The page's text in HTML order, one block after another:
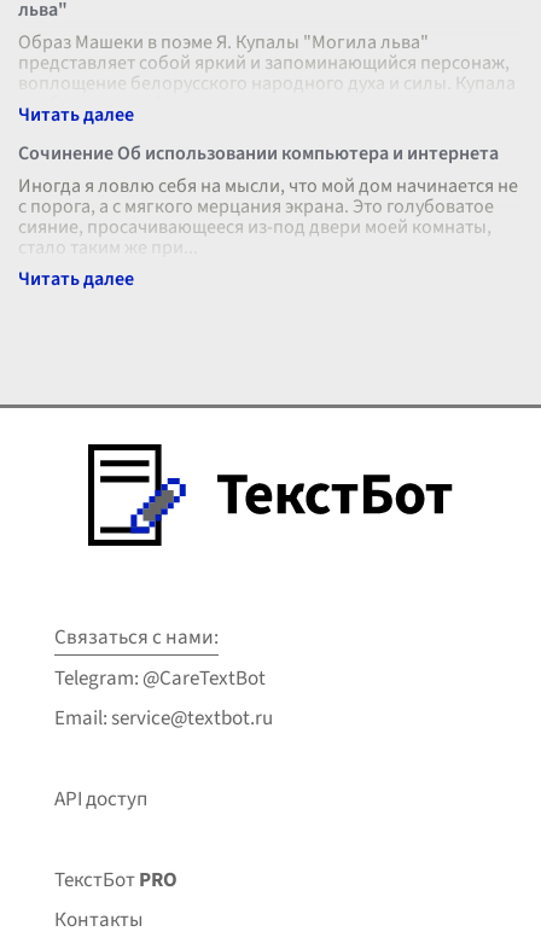
льва"
Образ Машеки в поэме Я. Купалы "Могила льва"
представляет собой яркий и запоминающийся персонаж,
воплощение белорусского народного духа и силы. Купала
изобилует метафорами и символ
Сочинение Об использовании компьютера и интернета
Иногда я ловлю себя на мысли, что мой дом начинается не
с порога, а с мягкого мерцания экрана. Это голубоватое
сияние, просачивающееся из-под двери моей комнаты,
стало таким же при
Связаться с нами:
Telegram: @CareTextBot
Email: service@textbot.ru
API доступ
ТекстБотPRO
Контакты